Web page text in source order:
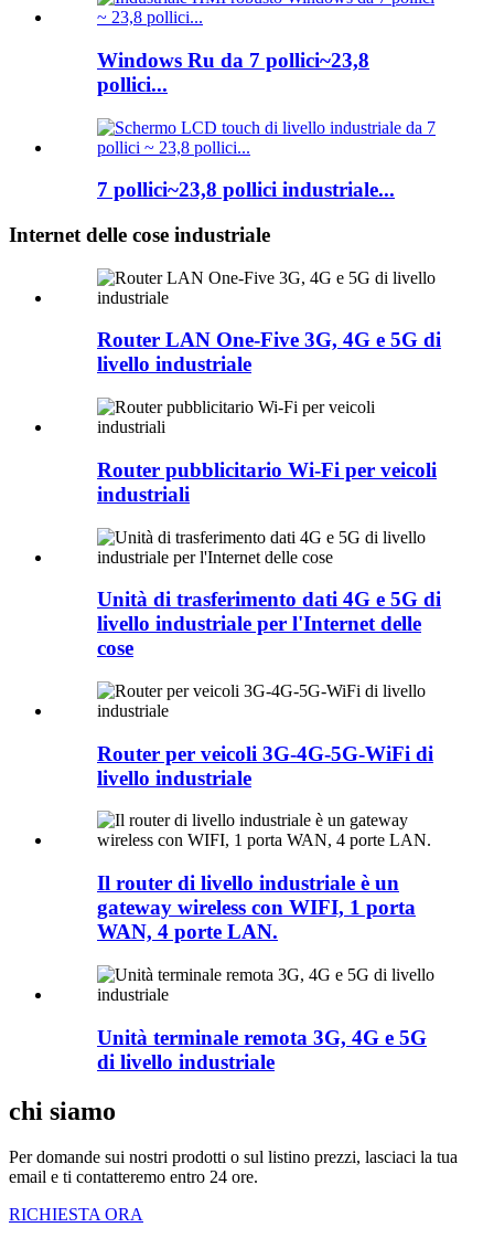
Windows Ru da 7 pollici~23,8
pollici...
7 pollici~23,8 pollici industriale...
Internet delle cose industriale
Router LAN One-Five 3G, 4G e 5G di
livello industriale
Router pubblicitario Wi-Fi per veicoli
industriali
Unità di trasferimento dati 4G e 5G di
livello industriale per l'Internet delle
cose
Router per veicoli 3G-4G-5G-WiFi di
livello industriale
Il router di livello industriale è un
gateway wireless con WIFI, 1 porta
WAN, 4 porte LAN.
Unità terminale remota 3G, 4G e 5G
di livello industriale
chi siamo
Per domande sui nostri prodotti o sul listino prezzi, lasciaci la tua
email e ti contatteremo entro 24 ore.
RICHIESTA ORA